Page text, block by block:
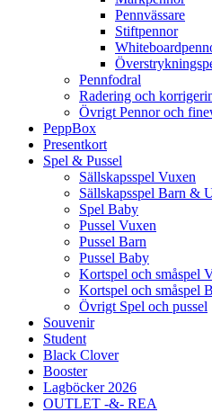
Pennvässare
Stiftpennor
Pennfodral
Radering och
Övrigt Pennor och
PeppBox
Presentkort
Spel & Pussel
Sällskapsspel Vuxen
Sällskapsspel Barn &
Spel Baby
Pussel Vuxen
Pussel Barn
Pussel Baby
Kortspel och småspel
Kortspel och småspel
Övrigt Spel och pussel
Souvenir
Student
Black Clover
Booster
Lagböcker 2026
OUTLET -&- REA